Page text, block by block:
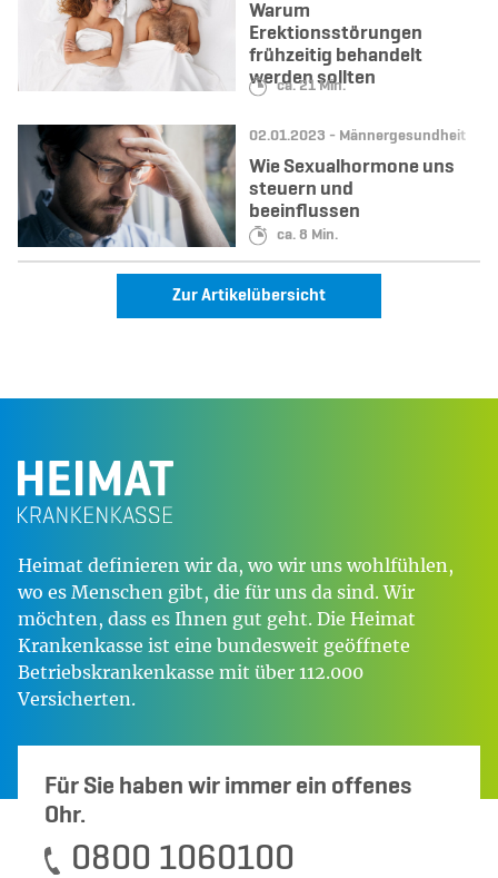
Lesedauer:
ca. 21 Min.
Warum
Erektionsstörungen
frühzeitig behandelt
werden sollten
Datum:
02.01.2023 - Kategorie:
Männergesundheit
Lesedauer:
ca. 8 Min.
Wie Sexualhormone uns
steuern und
beeinflussen
Zur Artikelübersicht
Heimat definieren wir da, wo wir uns wohlfühlen,
wo es Menschen gibt, die für uns da sind. Wir
möchten, dass es Ihnen gut geht. Die Heimat
Krankenkasse ist eine bundesweit geöffnete
Betriebskrankenkasse mit über 112.000
Versicherten.
Für Sie haben wir immer ein offenes
Ohr.
0800 1060100